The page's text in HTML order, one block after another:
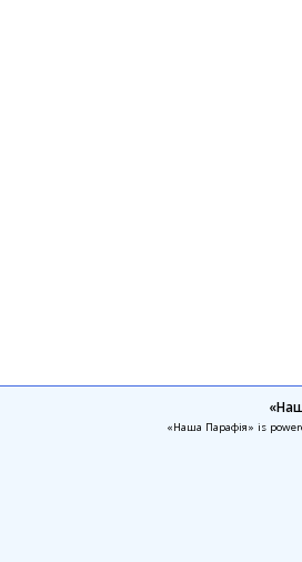
«Наша Парафія» is